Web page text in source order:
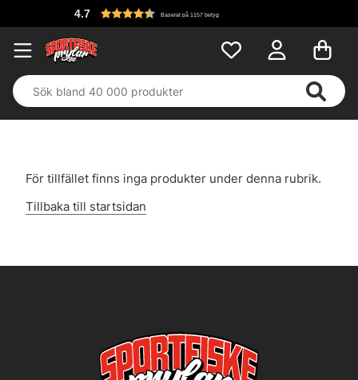
4.7 Baserat på 1157 betyg
För tillfället finns inga produkter under denna rubrik.
Tillbaka till startsidan